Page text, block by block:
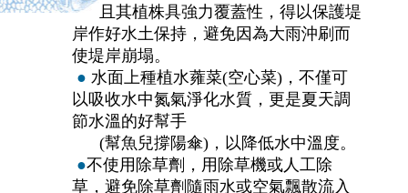
且其植株具強力覆蓋性，得以保護堤
岸作好水土保持，避免因為大雨沖刷而
使堤岸崩塌。
● 水面上種植水蕹菜(空心菜)，不僅可
以吸收水中氮氣淨化水質，更是夏天調
節水溫的好幫手
(幫魚兒撐陽傘)，以降低水中溫度。
●不使用除草劑，用除草機或人工除
草，避免除草劑隨雨水或空氣飄散流入